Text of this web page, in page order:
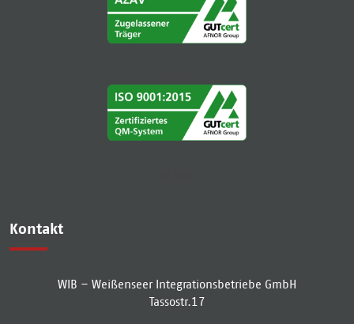
Kontakt
WIB – Weißenseer Integrationsbetriebe GmbH
Tassostr.17